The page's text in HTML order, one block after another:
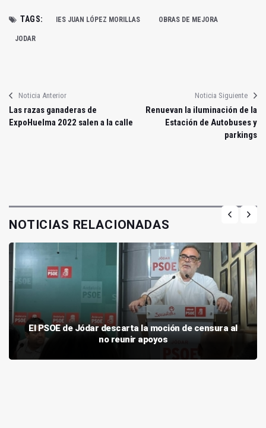
TAGS: IES JUAN LÓPEZ MORILLAS OBRAS DE MEJORA
JODAR
Noticia Anterior
Las razas ganaderas de
ExpoHuelma 2022 salen a la calle
Noticia Siguiente
Renuevan la iluminación de la
Estación de Autobuses y
parkings
NOTICIAS RELACIONADAS
El PSOE de Jódar descarta la moción de censura al
no reunir apoyos